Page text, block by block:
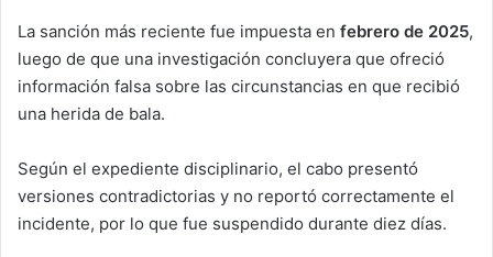
La sanción más reciente fue impuesta en febrero de 2025,
luego de que una investigación concluyera que ofreció
información falsa sobre las circunstancias en que recibió
una herida de bala.
Según el expediente disciplinario, el cabo presentó
versiones contradictorias y no reportó correctamente el
incidente, por lo que fue suspendido durante diez días.